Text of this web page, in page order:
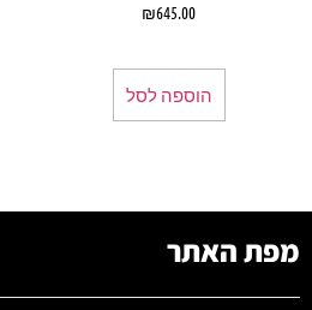
₪645.00
הוספה לסל
מפת האתר